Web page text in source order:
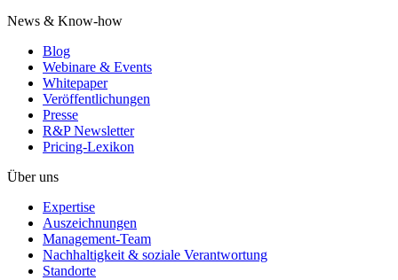
News & Know-how
Blog
Webinare & Events
Whitepaper
Veröffentlichungen
Presse
R&P Newsletter
Pricing-Lexikon
Über uns
Expertise
Auszeichnungen
Management-Team
Nachhaltigkeit & soziale Verantwortung
Standorte